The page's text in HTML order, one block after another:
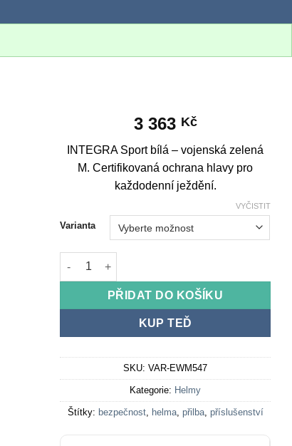
3 363 Kč
INTEGRA Sport bílá – vojenská zelená
M. Certifikovaná ochrana hlavy pro
každodenní ježdění.
Varianta
VYČISTIT
INTEGRA Sport white - military green M
PŘIDAT DO KOŠÍKU
KUP TEĎ
SKU:VAR-EWM547
Kategorie: Helmy
Štítky: bezpečnost, helma, přilba, příslušenství